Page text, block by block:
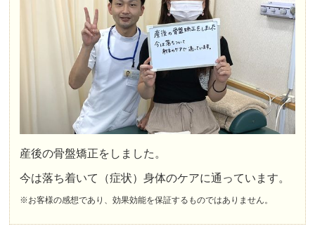
産後の骨盤矯正をしました。
今は落ち着いて（症状）身体のケアに通っています。
※お客様の感想であり、効果効能を保証するものではありません。